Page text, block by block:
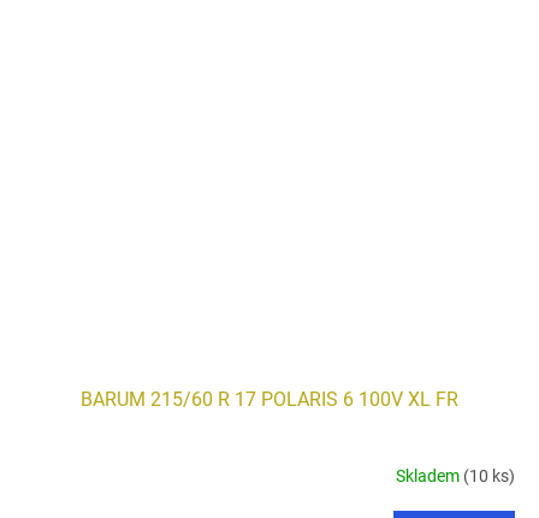
BARUM 215/60 R 17 POLARIS 6 100V XL FR
Skladem (10 ks)